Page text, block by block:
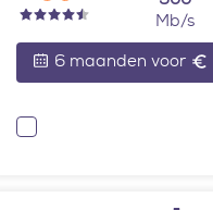
Mb/s
6 maanden voor